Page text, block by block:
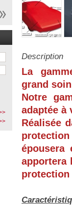
Description
La
grand
Notre
adaptée à
Réalisée
épousera
apportera
protection